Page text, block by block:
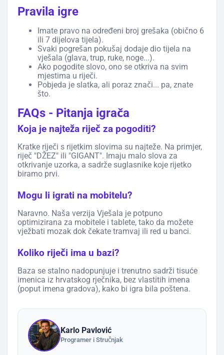
Pravila igre
Imate pravo na određeni broj grešaka (obično 6
ili 7 dijelova tijela).
Svaki pogrešan pokušaj dodaje dio tijela na
vješala (glava, trup, ruke, noge...).
Ako pogodite slovo, ono se otkriva na svim
mjestima u riječi.
Pobjeda je slatka, ali poraz znači... pa, znate
što.
FAQs - Pitanja igrača
Koja je najteža riječ za pogoditi?
Kratke riječi s rijetkim slovima su najteže. Na primjer,
riječ "DŽEZ" ili "GIGANT". Imaju malo slova za
otkrivanje uzorka, a sadrže suglasnike koje rijetko
biramo prvi.
Mogu li igrati na mobitelu?
Naravno. Naša verzija Vješala je potpuno
optimizirana za mobitele i tablete, tako da možete
vježbati mozak dok čekate tramvaj ili red u banci.
Koliko riječi ima u bazi?
Baza se stalno nadopunjuje i trenutno sadrži tisuće
imenica iz hrvatskog rječnika, bez vlastitih imena
(poput imena gradova), kako bi igra bila poštena.
Karlo Pavlović
Programer i Stručnjak